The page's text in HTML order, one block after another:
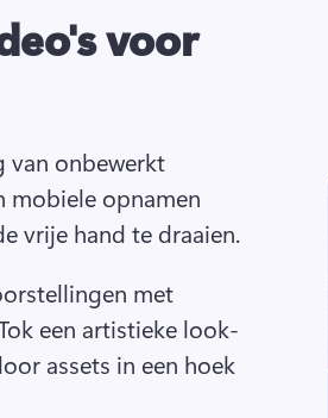
voor
van onbewerkt
mobiele opnamen
vrije hand te draaien.
met
een artistieke look-
assets in een hoek